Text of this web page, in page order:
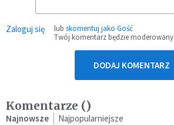
Zaloguj się lub skomentuj jako Gość
Twój komentarz będzie moderowany
DODAJ KOMENTARZ
Komentarze ()
Najnowsze Najpopularniejsze